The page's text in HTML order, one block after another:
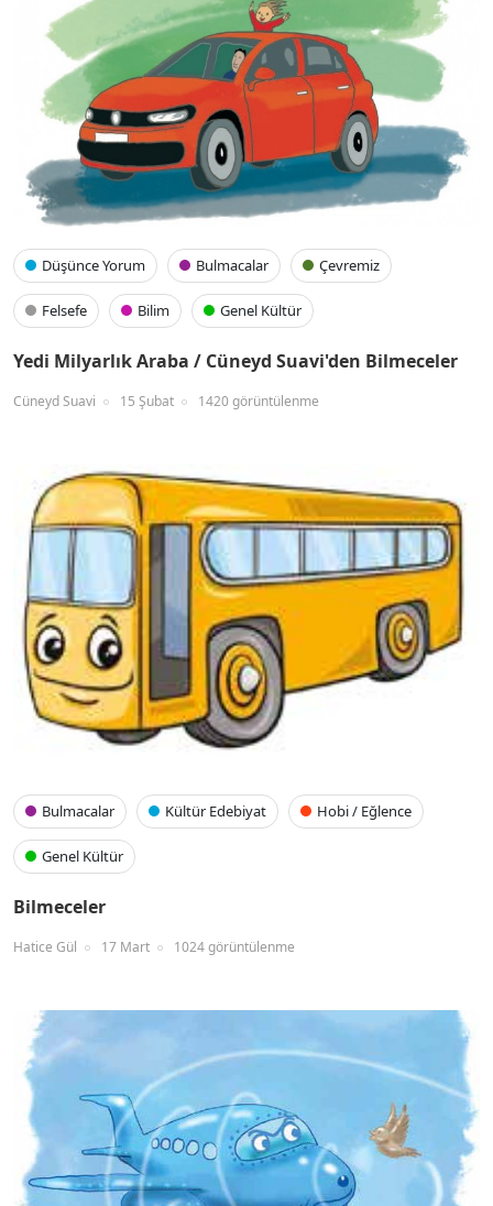
Düşünce Yorum Bulmacalar Çevremiz
Felsefe Bilim Genel Kültür
Yedi Milyarlık Araba / Cüneyd Suavi'den Bilmeceler
Cüneyd Suavi 15 Şubat 1420 görüntülenme
Bulmacalar Kültür Edebiyat Hobi / Eğlence
Genel Kültür
Bilmeceler
Hatice Gül 17 Mart 1024 görüntülenme